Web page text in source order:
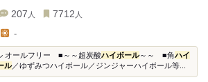
207 人 7712 人
-
オールフリー ■～～超炭酸ハイボール～～ ■角ハイ
ル／ゆずみつハイボール／ジンジャーハイボール等...